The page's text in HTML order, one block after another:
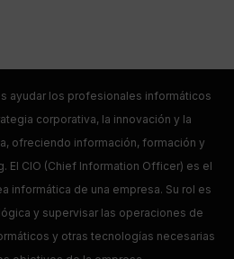
ayudar los profesionales informáticos
corporativa, la innovación y la
ofreciendo información, formación y
El CIO (Chief Information Officer) es el
informática de una empresa. Su rol es
y supervisar las operaciones de
y otras tecnologías necesarias